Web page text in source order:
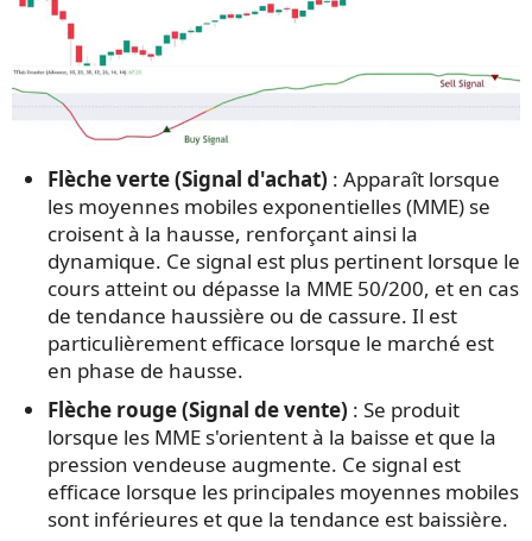
Flèche verte (Signal d'achat) : Apparaît lorsque
les moyennes mobiles exponentielles (MME) se
croisent à la hausse, renforçant ainsi la
dynamique. Ce signal est plus pertinent lorsque le
cours atteint ou dépasse la MME 50/200, et en cas
de tendance haussière ou de cassure. Il est
particulièrement efficace lorsque le marché est
en phase de hausse.
Flèche rouge (Signal de vente) : Se produit
lorsque les MME s'orientent à la baisse et que la
pression vendeuse augmente. Ce signal est
efficace lorsque les principales moyennes mobiles
sont inférieures et que la tendance est baissière.